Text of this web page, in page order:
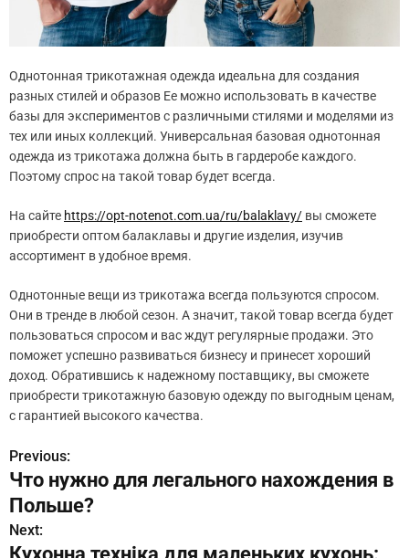
Однотонная трикотажная одежда идеальна для создания
разных стилей и образов Ее можно использовать в качестве
базы для экспериментов с различными стилями и моделями из
тех или иных коллекций. Универсальная базовая однотонная
одежда из трикотажа должна быть в гардеробе каждого.
Поэтому спрос на такой товар будет всегда.
На сайте https://opt-notenot.com.ua/ru/balaklavy/ вы сможете
приобрести оптом балаклавы и другие изделия, изучив
ассортимент в удобное время.
Однотонные вещи из трикотажа всегда пользуются спросом.
Они в тренде в любой сезон. А значит, такой товар всегда будет
пользоваться спросом и вас ждут регулярные продажи. Это
поможет успешно развиваться бизнесу и принесет хороший
доход. Обратившись к надежному поставщику, вы сможете
приобрести трикотажную базовую одежду по выгодным ценам,
с гарантией высокого качества.
Н
а
в
Previous:
Что нужно для легального нахождения в
Польше?
Next: